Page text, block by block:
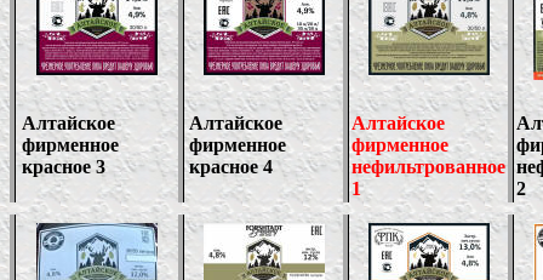
Алтайское
фирменное
красное 3
Алтайское
фирменное
красное 4
Алтайское
фирменное
нефильтрованное
1
2